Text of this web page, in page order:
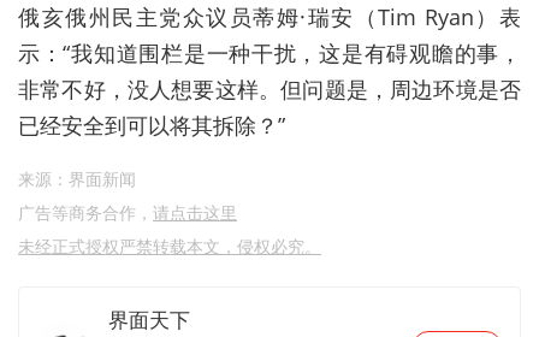
俄亥俄州民主党众议员蒂姆·瑞安（Tim Ryan）表
示：“我知道围栏是一种干扰，这是有碍观瞻的事，
非常不好，没人想要这样。但问题是，周边环境是否
已经安全到可以将其拆除？”
来源：界面新闻
广告等商务合作， 请点击这里
未经正式授权严禁转载本文，侵权必究。
界面天下